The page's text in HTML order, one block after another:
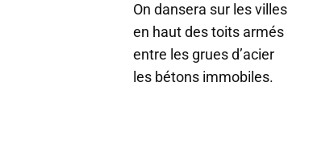
On dansera sur les villes
en haut des toits armés
entre les grues d’acier
les bétons immobiles.